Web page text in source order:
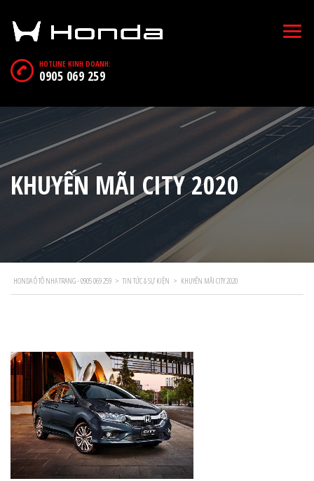
HOTLINE KINH DOANH:
0905 069 259
KHUYẾN MÃI CITY 2020
HONDA Ô TÔ NHA TRANG - 0905 069 259 > TIN TỨC & SỰ KIỆN > KHUYẾN MÃI CITY 2020